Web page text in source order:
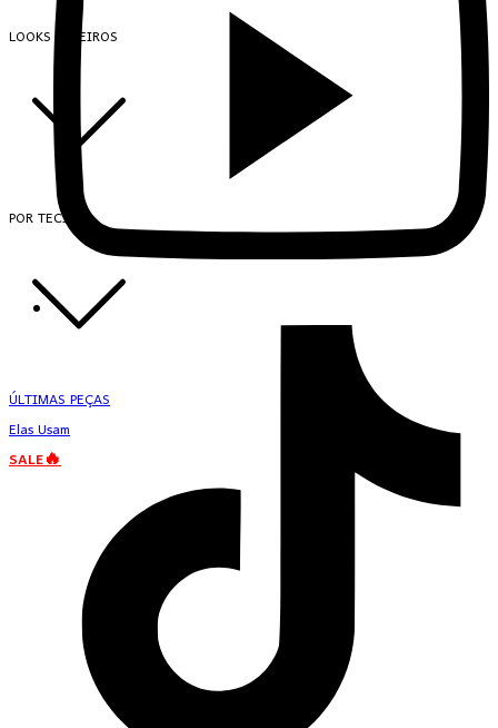
LOOKS INTEIROS
POR TECIDO
ÚLTIMAS PEÇAS
Elas Usam
SALE🔥